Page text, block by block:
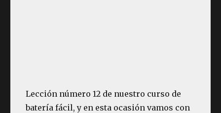
Lección número 12 de nuestro curso de
batería fácil, y en esta ocasión vamos con